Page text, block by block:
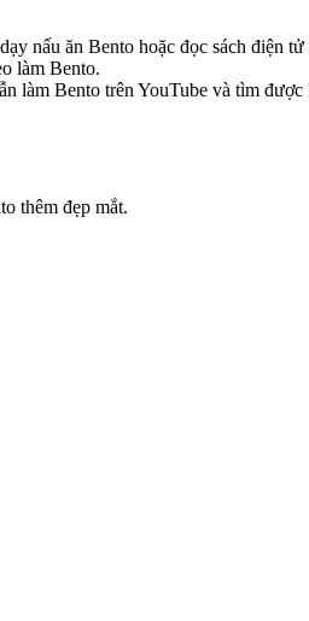
nấu ăn Bento hoặc đọc sách điện
làm Bento.
làm Bento trên YouTube và tìm
thêm đẹp mắt.